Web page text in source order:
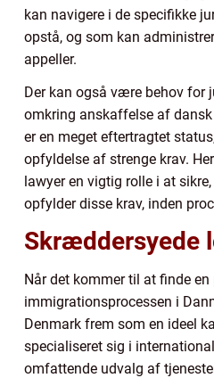
kan navigere i de specifikke
opstå, og som kan
appeller.
Der kan også være behov for
omkring anskaffelse af
er en meget eftertragtet
opfyldelse af strenge krav.
lawyer en vigtig rolle i at
opfylder disse krav, inden
Skræddersyede
Når det kommer til at finde
immigrationsprocessen i
Denmark frem som en ideel
specialiseret sig i
omfattende udvalg af